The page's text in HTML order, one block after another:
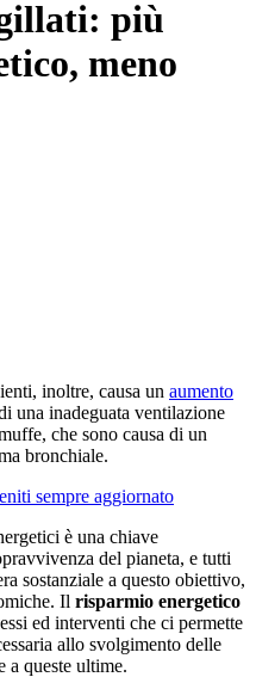
più
meno
inoltre, causa un aumento
una inadeguata ventilazione
che sono causa di un
bronchiale.
sempre aggiornato
è una chiave
del pianeta, e tutti
sostanziale a questo obiettivo,
Il risparmio energetico
ed interventi che ci permette
allo svolgimento delle
a queste ultime.